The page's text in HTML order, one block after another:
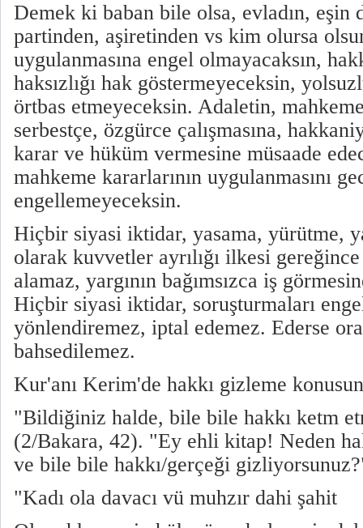
Demek ki baban bile olsa, evladın, eşin
partinden, aşiretinden vs kim olursa
uygulanmasına engel olmayacaksın,
haksızlığı hak göstermeyeceksin,
örtbas etmeyeceksin. Adaletin,
serbestçe, özgürce çalışmasına,
karar ve hüküm vermesine müsaade
mahkeme kararlarının uygulanmasını
engellemeyeceksin.
Hiçbir siyasi iktidar, yasama, yürütme,
olarak kuvvetler ayrılığı ilkesi gereğince
alamaz, yargının bağımsızca iş
Hiçbir siyasi iktidar, soruşturmaları
yönlendiremez, iptal edemez. Ederse
bahsedilemez.
Kur'anı Kerim'de hakkı gizleme
"Bildiğiniz halde, bile bile hakkı ketm
(2/Bakara, 42). "Ey ehli kitap! Neden
ve bile bile hakkı/gerçeği
"Kadı ola davacı vü muhzır dahi şahit